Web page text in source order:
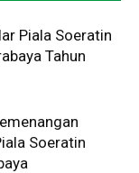
Piala Soeratin
Tahun
Soeratin